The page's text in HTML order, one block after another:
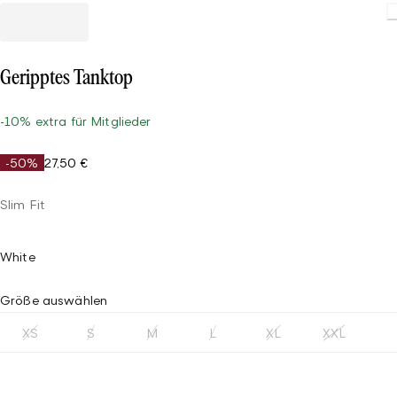
Geripptes Tanktop
-10% extra für Mitglieder
-50% 27,50 €
Slim Fit
White
Größe auswählen
XS S M L XL XXL